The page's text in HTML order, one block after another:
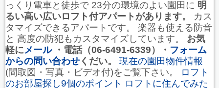
っくり電車と徒歩で 23分の環境のよい園田に 明
るい高い広いロフト付アパートがあります。
カス
タマイズできるアパートです。 楽器も使える防音
と 高度の防犯もカスタマイズしています。 お気
軽にメール・電話（06-6491-6339）・ フォーム
からの問い合わせ くだい。
現在の園田物件情報
(間取図・写真・ビデオ付)をご覧下さい。
ロフト
のお部屋探し9個のポイント ロフトに住んでみた